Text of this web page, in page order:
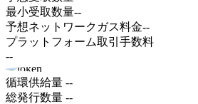
最小受取数量--
予想ネットワークガス料金--
プラットフォーム取引手数料
--
循環供給量 --
総発行数量 --